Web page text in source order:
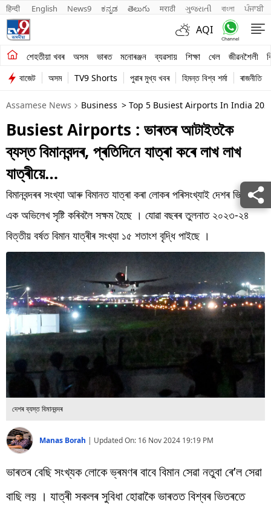
हिन्दी English News9 ಕನ್ನಡ తెలుగు मराठी ગુજરાતી বাংলা ਪੰਜਾਬੀ
AQI
শেহতীয়া খবৰ অসম ভাৰত মনোৰঞ্জন ব্যৱসায় শিক্ষা খেল জীৱনশৈলী
শেহতীয়া খবৰ
অসম
ভাৰত
মনোৰঞ্জন
ব্যৱসায়
শিক্ষা
খেল
বিশ্ব
প্ৰযুক্তি
Videos
বাজেট অসম TV9 Shorts পুৱাৰ মুখ্য খবৰ হিমন্ত বিশ্ব শৰ্মা ৰাজনীতি
Assamese News Business > Top 5 Busiest Airports In India
Busiest Airports : ভাৰতৰ আটাইতকৈ
ব্যস্ত বিমানবন্দৰ, প্ৰতিদিনে যাত্ৰা কৰে লাখ লাখ
যাত্ৰীয়ে…
বিমানবন্দৰৰ সংখ্যা আৰু বিমানত যাত্ৰা কৰা লোকৰ পৰিসংখ্যাই দেশৰ ভিতৰতে
এক অভিলেখ সৃষ্টি কৰিবলৈ সক্ষম হৈছে । যোৱা বছৰৰ তুলনাত ২০২৩-২৪
বিত্তীয় বৰ্ষত বিমান যাত্ৰীৰ সংখ্যা ১৫ শতাংশ বৃদ্ধি পাইছে ।
দেশৰ ব্যস্ত বিমানবন্দৰ
Manas Borah | Updated On: 16 Nov 2024 19:19 PM
ভাৰতৰ বেছি সংখ্যক লোকে ভ্ৰমণৰ বাবে বিমান সেৱা নতুবা ৰে’ল সেৱা
বাছি লয় । যাত্ৰী সকলৰ সুবিধা হোৱাকৈ ভাৰতত বিশ্বৰ ভিতৰতে